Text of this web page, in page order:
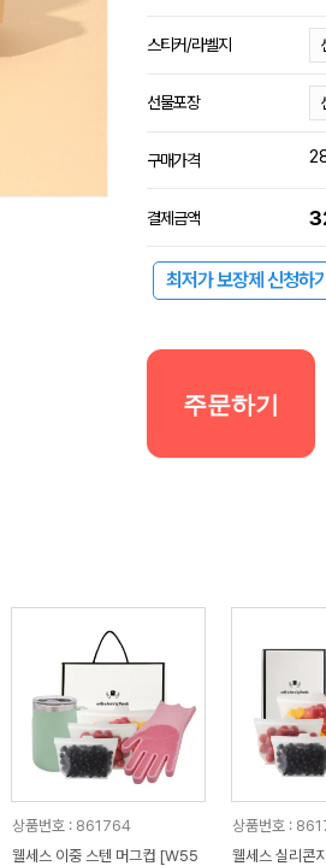
스티커/라벨지
선물포장
구매가격
결제금액
최저가 보장제 신청하기
주문하기
상품번호 : 861764
웰세스 이중 스텐 머그컵 [W55
상품번호 :
웰세스 실리콘